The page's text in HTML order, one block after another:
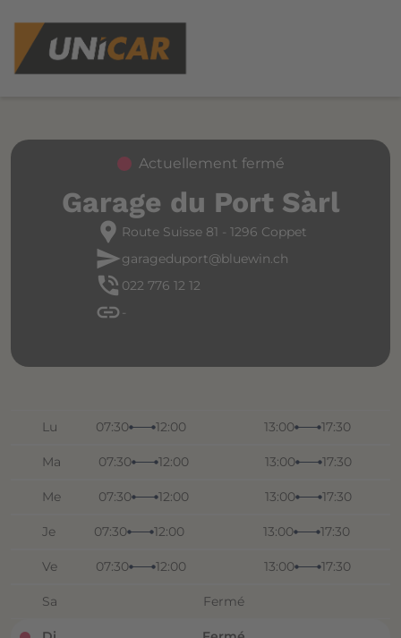
Actuellement fermé
Garage du Port Sàrl
location_pin Route Suisse 81 - 1296 Coppet
sendgarageduport@bluewin.ch
phone_in_talk 022 776 12 12
link -
Lu 07:30 12:00 13:00 17:30
Ma 07:30 12:00 13:00 17:30
Me 07:30 12:00 13:00 17:30
Je 07:30 12:00 13:00 17:30
Ve 07:30 12:00 13:00 17:30
Sa Fermé